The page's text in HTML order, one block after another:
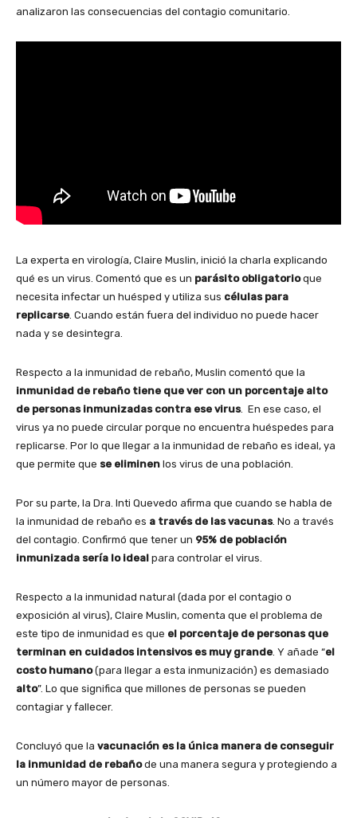
analizaron las consecuencias del contagio comunitario.
La experta en virología, Claire Muslin, inició la charla explicando
qué es un virus. Comentó que es un parásito obligatorioque
necesita infectar un huésped y utiliza sus células para
replicarse . Cuando están fuera del individuo no puede hacer
nada y se desintegra.
Respecto a la inmunidad de rebaño, Muslin comentó que la
inmunidad de rebaño tiene que ver con un porcentaje alto
de personas inmunizadas contra ese virus. En ese caso, el
virus ya no puede circular porque no encuentra huéspedes para
replicarse. Por lo que llegar a la inmunidad de rebaño es ideal, ya
que permite que se eliminen los virus de una población.
Por su parte, la Dra. Inti Quevedo afirma que cuando se habla de
la inmunidad de rebaño es a través de las vacunas. No a través
del contagio. Confirmó que tener un 95% de población
inmunizada sería lo ideal para controlar el virus.
Respecto a la inmunidad natural (dada por el contagio o
exposición al virus), Claire Muslin, comenta que el problema de
este tipo de inmunidad es que el porcentaje de personas que
terminan en cuidados intensivos es muy grande . Y añade “el
costo humano(para llegar a esta inmunización) es demasiado
alto”. Lo que significa que millones de personas se pueden
contagiar y fallecer.
Concluyó que la vacunación es la única manera de conseguir
la inmunidad de rebañode una manera segura y protegiendo a
un número mayor de personas.